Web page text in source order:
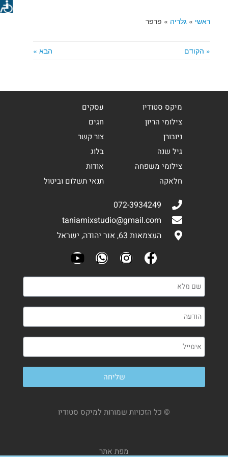
ראשי » גלריה » פרפר
« הקודם הבא »
מיקס סטודיו
צילומי הריון
ניובורן
גיל שנה
צילומי משפחה
חלאקה
עסקים
חגים
צור קשר
בלוג
אודות
תנאי תשלום וביטול
072-3934249
taniamixstudio@gmail.com
העצמאות 63, אור יהודה, ישראל
שליחה
© כל הזכויות שמורות למיקס סטודיו
מפת אתר